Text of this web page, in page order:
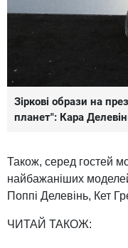
Зіркові образи на
планет": Кара
Також, серед гостей
найбажаніших
Поппі Делевінь, Кет
ЧИТАЙ ТАКОЖ: